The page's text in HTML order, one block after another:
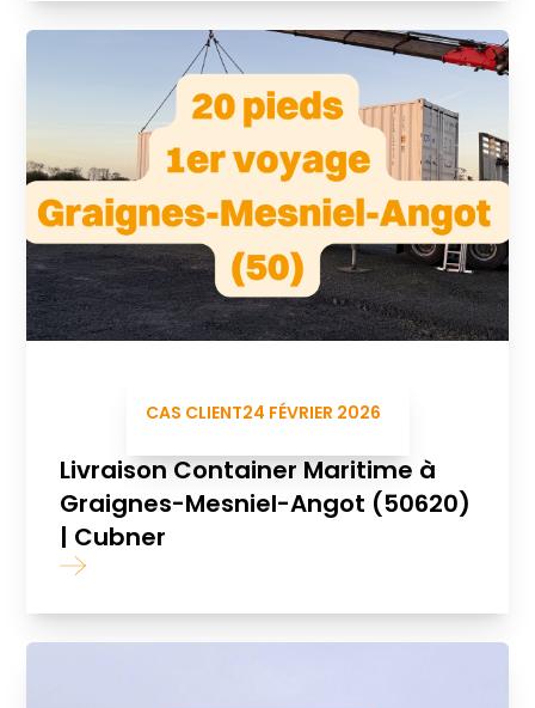
CAS CLIENT24 FÉVRIER 2026
Livraison Container Maritime à
Graignes-Mesniel-Angot (50620)
| Cubner